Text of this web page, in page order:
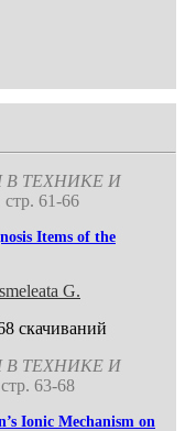
ТЕХНИКЕ И
61-66
Items of the
G.
скачиваний
ТЕХНИКЕ И
63-68
Ionic Mechanism on